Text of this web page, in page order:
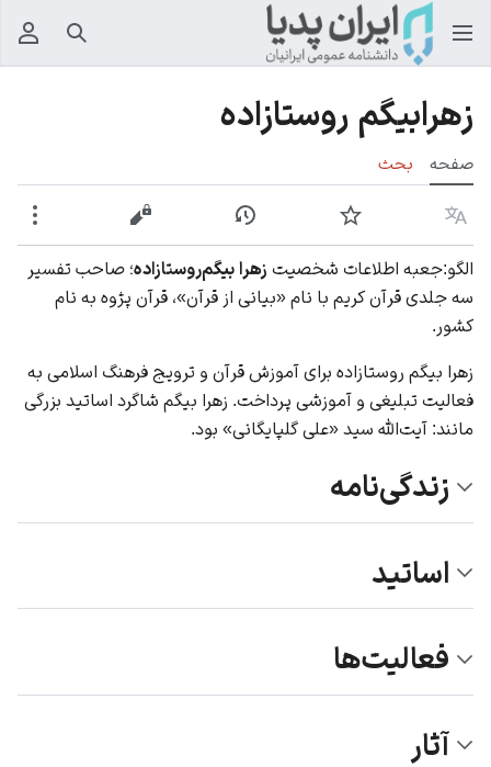
جستجو
زهرابیگم‌ روستازاده
صفحه بحث
زبان پیگیری نمایش تاریخچهنمایش مبدأ
الگو:جعبه اطلاعات شخصیت زهرا بیگم‌روستازاده؛ صاحب تفسیر
سه جلدی قرآن کریم با نام «بیانی از قرآن»، قرآن پژوه به نام
کشور.
زهرا بیگم‌ روستازاده برای آموزش قرآن و ترویج فرهنگ اسلامی به
فعالیت تبلیغی و آموزشی پرداخت. زهرا بیگم شاگرد اساتید بزرگی
مانند: آيت‌الله سيد «علی گلپايگانی» بود.
زندگی‌نامه
اساتید
فعالیت‌ها
آثار